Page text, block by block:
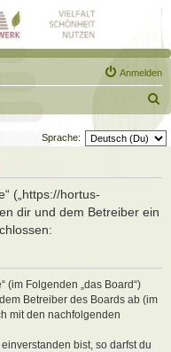
Anmelden
u
c
Sprache:
(„https://hortus-
dir und dem Betreiber ein
(im Folgenden „das Board“)
Betreiber des Boards ab (im
mit den nachfolgenden
bist, so darfst du